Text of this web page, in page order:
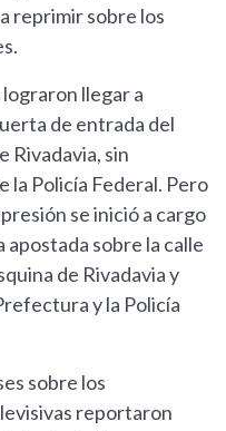
reprimir sobre los
llegar a
de entrada del
Rivadavia, sin
la Policía Federal. Pero
se inició a cargo
apostada sobre la calle
de Rivadavia y
y la Policía
sobre los
reportaron